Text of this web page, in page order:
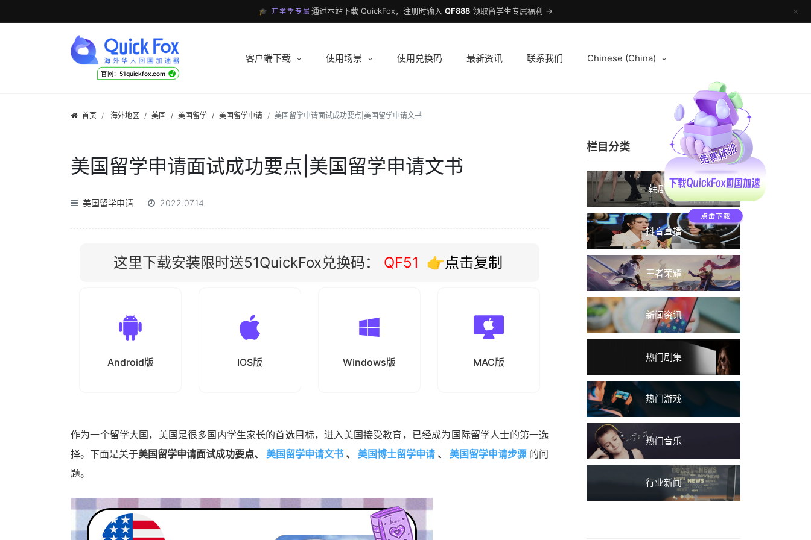
🎓 开学季专属 通过本站下载 QuickFox，注册时输入 QF888领取留学生专属福利 → ✕
官网：51quickfox.com √
客户端下载 使用场景 使用兑换码 最新资讯 联系我们 Chinese (China)
首页 海外地区 / 美国 / 美国留学 / 美国留学申请 美国留学申请面试成功要点|美国留学申请文书
美国留学申请面试成功要点|美国留学申请文书
美国留学申请 2022.07.14
这里下载安装限时送51QuickFox兑换码： QF51 👉点击复制
Android版 IOS版 Windows版 MAC版
作为一个留学大国，美国是很多国内学生家长的首选目标，进入美国接受教育，已经成为国际留学人士的第一选
择。下面是关于美国留学申请面试成功要点、 美国留学申请文书 、 美国博士留学申请 、 美国留学申请步骤 的问
题。
栏目分类
韩剧TV
抖音直播
王者荣耀
新闻资讯
热门剧集
热门游戏
热门音乐
行业新闻